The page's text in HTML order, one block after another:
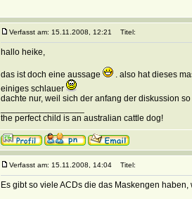
Verfasst am: 15.11.2008, 12:21 Titel:
hallo heike,
das ist doch eine aussage
. also hat dieses
einiges schlauer
dachte nur, weil sich der anfang der diskussion
the perfect child is an australian cattle dog!
Verfasst am: 15.11.2008, 14:04 Titel:
Es gibt so viele ACDs die das Maskengen